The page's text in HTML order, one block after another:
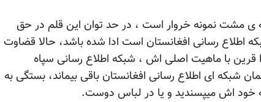
ی مشت نمونه خروار است ، در حد توان این قلم در حق
اطلاع رسانی افغانستان است ادا شده باشد، حالا قضاوت
قرین با ماهیت اصلی اش ، شبکه اطلاع رسانی سپاه
شبکه ای اطلاع رسانی افغانستان باقی بیماند، بستگی به
خود اش میپسندید و یا در لباس دوست.